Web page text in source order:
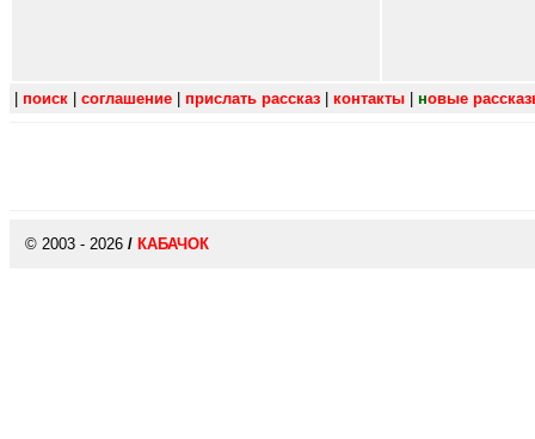
поиск соглашение прислать рассказ контакты новые
© 2003 - 2026 / КАБАЧОК